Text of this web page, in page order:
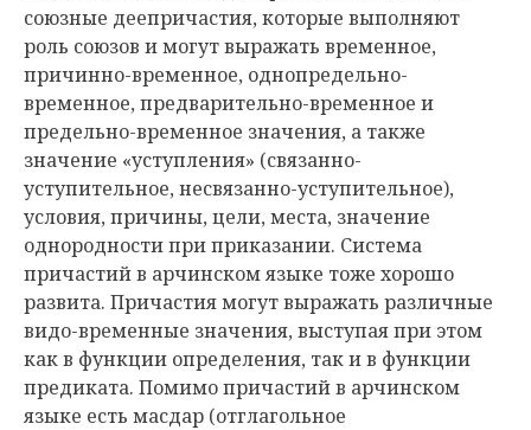
союзные деепричастия, которые выполняют
роль союзов и могут выражать временное,
причинно-временное, однопредельно-
временное, предварительно-временное и
предельно-временное значения, а также
значение «уступления» (связанно-
уступительное, несвязанно-уступительное),
условия, причины, цели, места, значение
однородности при приказании. Система
причастий в арчинском языке тоже хорошо
развита. Причастия могут выражать различные
видо-временные значения, выступая при этом
как в функции определения, так и в функции
предиката. Помимо причастий в арчинском
языке есть масдар (отглагольное